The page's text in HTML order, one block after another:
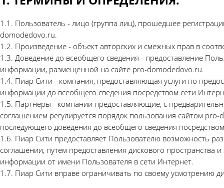
1.1. Пользователь - лицо (группа лиц), прошедшее
domodedovo.ru.
1.2. Произведение - объект авторских и смежных прав в
1.3. Доведение до всеобщего сведения - предоставление
информации, размещенной на сайте pro-domodedovo.ru.
1.4. Пиар Сити - компания, предоставляющая услуги по
информации до всеобщего сведения посредством сети
1.5. Партнеры - компании предоставляющие, с
соглашением регулируется порядок пользования сайтом
последующего доведения до всеобщего сведения
1.6. Пиар Сити предоставляет Пользователю возможность
соглашении, путем предоставления дискового
информации от имени Пользователя в сети Интернет.
1.7. Пиар Сити вправе ограничивать по своему усмотрению